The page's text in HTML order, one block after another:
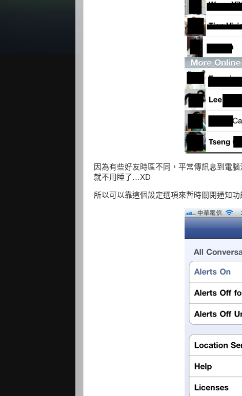
因為有些好友時區不同，平常傳訊息到電
就不用睡了…XD
所以可以靠這個設定選項來暫時關閉通知功